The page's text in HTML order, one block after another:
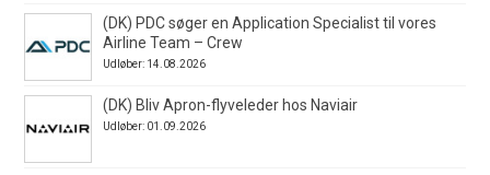
(DK) PDC søger en Application Specialist til vores
Airline Team – Crew
Udløber: 14.08.2026
(DK) Bliv Apron-flyveleder hos Naviair
Udløber: 01.09.2026